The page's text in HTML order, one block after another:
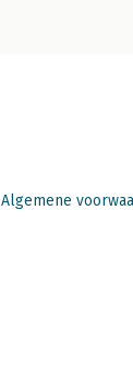
Algemene